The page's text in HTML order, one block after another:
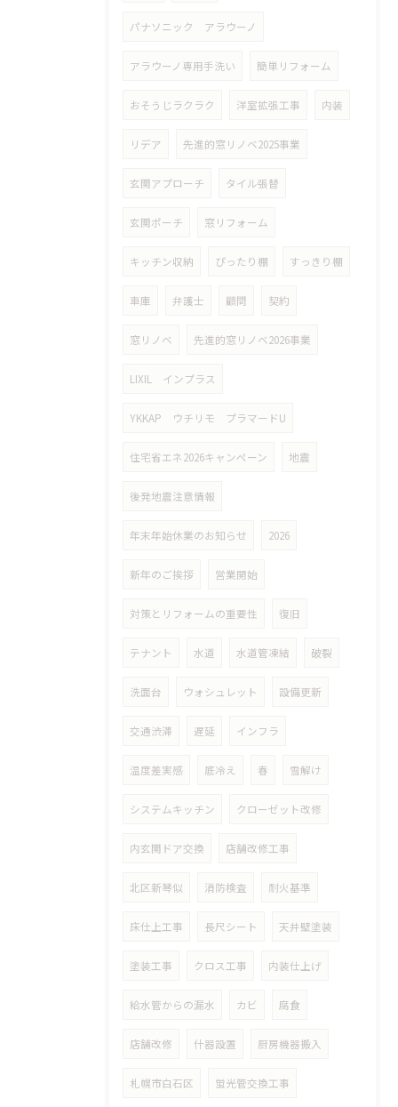
パナソニック アラウーノ
アラウーノ専用手洗い 簡単リフォーム
おそうじラクラク 洋室拡張工事 内装
リデア 先進的窓リノベ2025事業
玄関アプローチ タイル張替
玄関ポーチ 窓リフォーム
キッチン収納 ぴったり棚 すっきり棚
車庫 弁護士 顧問 契約
窓リノベ 先進的窓リノベ2026事業
LIXIL インプラス
YKKAP ウチリモ プラマードU
住宅省エネ2026キャンペーン 地震
後発地震注意情報
年末年始休業のお知らせ 2026
新年のご挨拶 営業開始
対策とリフォームの重要性 復旧
テナント 水道 水道管凍結 破裂
洗面台 ウォシュレット 設備更新
交通渋滞 遅延 インフラ
温度差実感 底冷え 春 雪解け
システムキッチン クローゼット改修
内玄関ドア交換 店舗改修工事
北区新琴似 消防検査 耐火基準
床仕上工事 長尺シート 天井壁塗装
塗装工事 クロス工事 内装仕上げ
給水管からの漏水 カビ 腐食
店舗改修 什器設置 厨房機器搬入
札幌市白石区 蛍光管交換工事